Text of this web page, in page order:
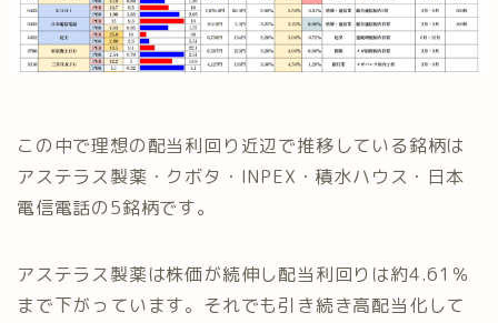
この中で理想の配当利回り近辺で推移している銘柄は
アステラス製薬・クボタ・INPEX・積水ハウス・日本
電信電話の5銘柄です。
アステラス製薬は株価が続伸し配当利回りは約4.61％
まで下がっています。それでも引き続き高配当化して